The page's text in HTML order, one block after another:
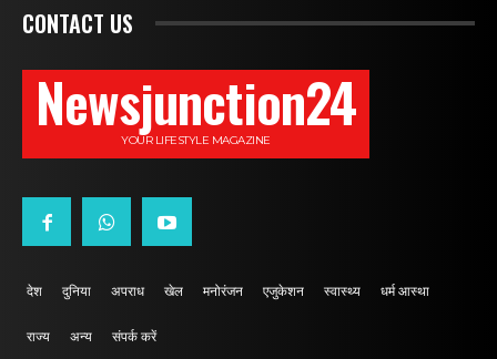
CONTACT US
Newsjunction24
YOUR LIFESTYLE MAGAZINE
देश दुनिया अपराध खेल मनोरंजन एजुकेशन स्वास्थ्य धर्म आस्था
राज्य अन्य संपर्क करें